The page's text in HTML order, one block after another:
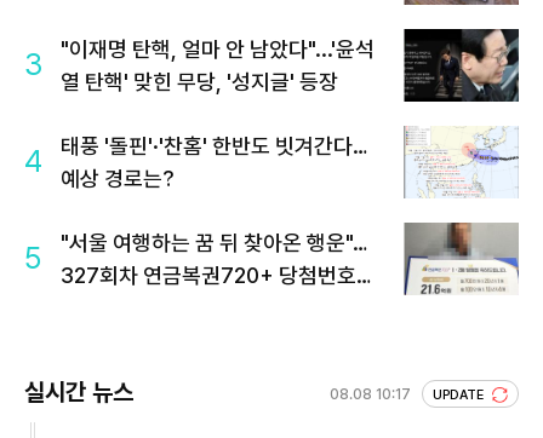
3
"이재명 탄핵, 얼마 안 남았다"...'윤석
열 탄핵' 맞힌 무당, '성지글' 등장
4
태풍 '돌핀'·'찬홈' 한반도 빗겨간다…
예상 경로는?
5
"서울 여행하는 꿈 뒤 찾아온 행운"…
327회차 연금복권720+ 당첨번호조
실시간 뉴스 08.08 10:17 UPDATE